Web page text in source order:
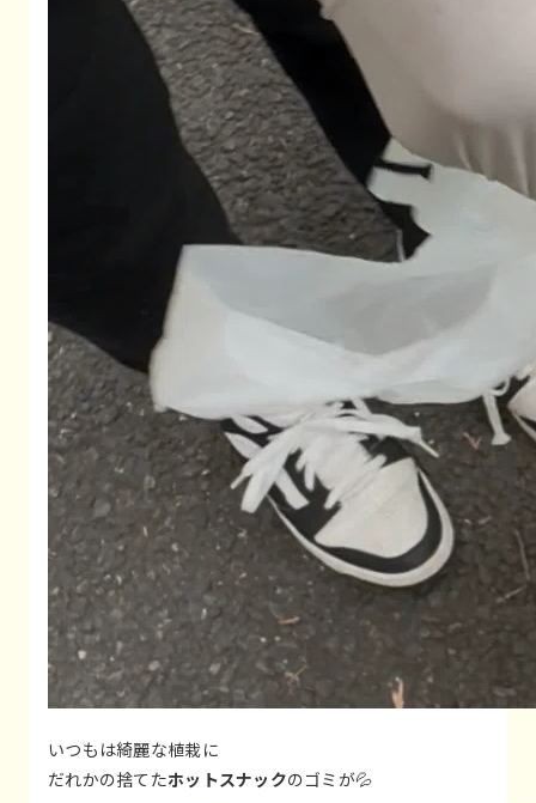
いつもは綺麗な植栽に
だれかの捨てたホットスナックのゴミが💦